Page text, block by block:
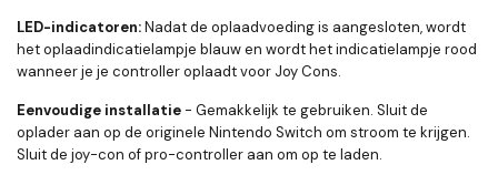
LED-indicatoren:Nadat de oplaadvoeding is aangesloten, wordt
het oplaadindicatielampje blauw en wordt het indicatielampje rood
wanneer je je controller oplaadt voor Joy Cons.
Eenvoudige installatie - Gemakkelijk te gebruiken. Sluit de
oplader aan op de originele Nintendo Switch om stroom te krijgen.
Sluit de joy-con of pro-controller aan om op te laden.